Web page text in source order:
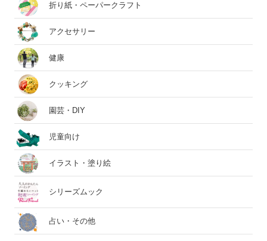
折り紙・ペーパークラフト
アクセサリー
健康
クッキング
園芸・DIY
児童向け
イラスト・塗り絵
シリーズムック
占い・その他